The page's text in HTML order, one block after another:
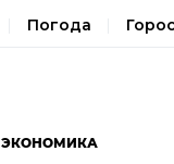
Погода
ЭКОНОМИКА